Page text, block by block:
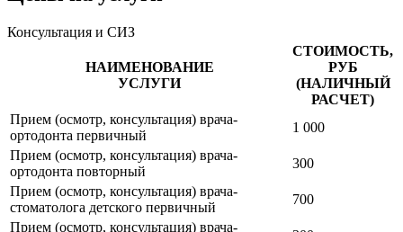
Консультация и СИЗ
НАИМЕНОВАНИЕ
УСЛУГИ
СТОИМОСТЬ,
РУБ
(НАЛИЧНЫЙ
РАСЧЕТ)
Прием (осмотр, консультация) врача-
ортодонта первичный
1 000
Прием (осмотр, консультация) врача-
ортодонта повторный
300
Прием (осмотр, консультация) врача-
стоматолога детского первичный
700
Прием (осмотр, консультация) врача-